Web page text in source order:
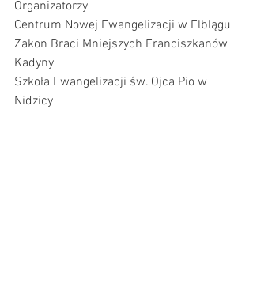
Organizatorzy
Centrum Nowej Ewangelizacji w Elblągu
Zakon Braci Mniejszych Franciszkanów
Kadyny
Szkoła Ewangelizacji św. Ojca Pio w
Nidzicy